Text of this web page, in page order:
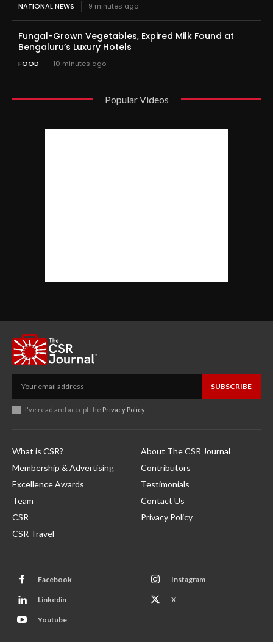
NATIONAL NEWS 9 minutes ago
Fungal-Grown Vegetables, Expired Milk Found at
Bengaluru’s Luxury Hotels
FOOD 10 minutes ago
Popular Videos
SUBSCRIBE
I've read and accept the Privacy Policy.
What is CSR?
Membership & Advertising
Excellence Awards
Team
CSR
CSR Travel
About The CSR Journal
Contributors
Testimonials
Contact Us
Privacy Policy
Facebook Instagram
Linkedin X
Youtube